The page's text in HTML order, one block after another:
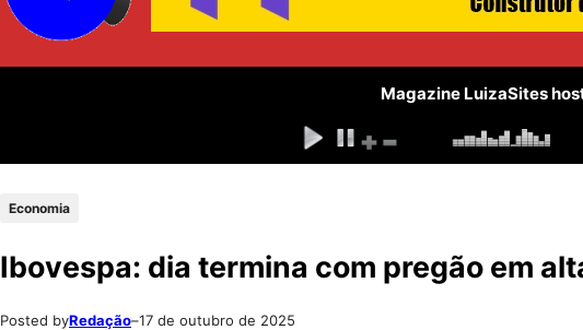
Magazine LuizaSites
Economia
Ibovespa: dia termina com pregão em
Posted byRedação–17 de outubro de 2025